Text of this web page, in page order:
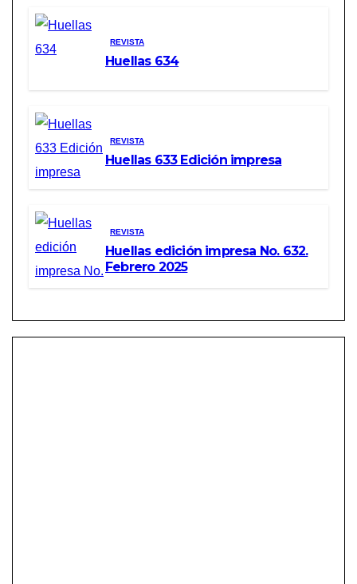
REVISTA
Huellas 634
REVISTA
Huellas 633 Edición impresa
REVISTA
Huellas edición impresa No. 632.
Febrero 2025